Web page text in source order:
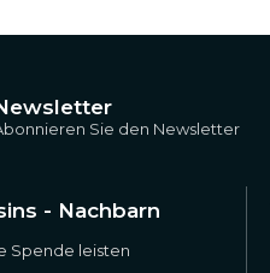
Sie den Newsletter
- Nachbarn
Spende leisten